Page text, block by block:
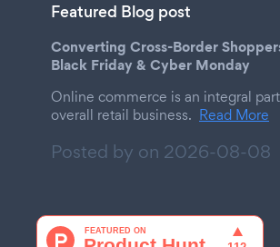
Featured Blog post
Converting Cross-Border
Black Friday & Cyber Monday
Online commerce is an integral
overall retail business. Read More
Posted by on 2026-08-08